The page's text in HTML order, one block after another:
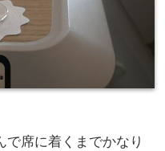
で席に着くまでかなり